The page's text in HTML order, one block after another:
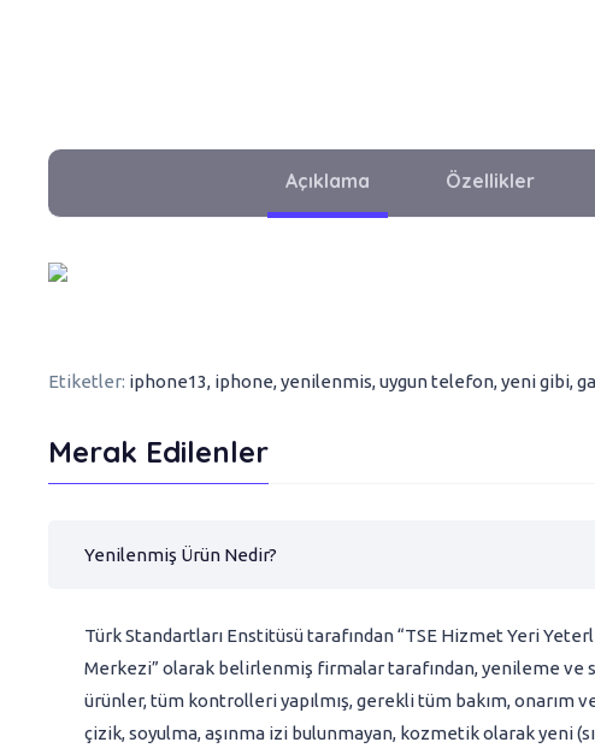
Açıklama Özellikler
Etiketler: iphone13, iphone,yenilenmis,uygun telefon,yeni gibi,
Merak Edilenler
Yenilenmiş Ürün Nedir?
Türk Standartları Enstitüsü tarafından “TSE Hizmet Yeri
Merkezi” olarak belirlenmiş firmalar tarafından, yenileme ve
ürünler, tüm kontrolleri yapılmış, gerekli tüm bakım, onarım
çizik, soyulma, aşınma izi bulunmayan, kozmetik olarak yeni